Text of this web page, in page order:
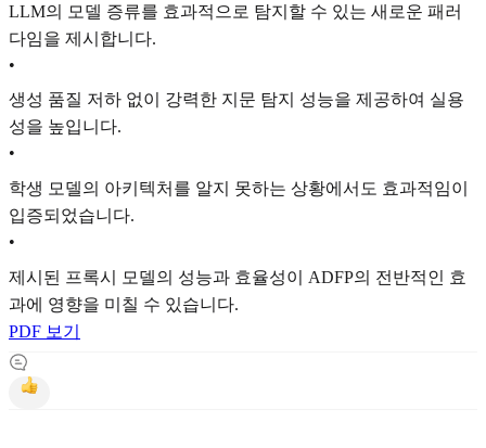
LLM의 모델 증류를 효과적으로 탐지할 수 있는 새로운 패러
다임을 제시합니다.
•
생성 품질 저하 없이 강력한 지문 탐지 성능을 제공하여 실용
성을 높입니다.
•
학생 모델의 아키텍처를 알지 못하는 상황에서도 효과적임이
입증되었습니다.
•
제시된 프록시 모델의 성능과 효율성이 ADFP의 전반적인 효
과에 영향을 미칠 수 있습니다.
PDF 보기